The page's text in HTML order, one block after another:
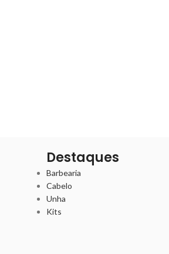
Destaques
Barbearia
Cabelo
Unha
Kits